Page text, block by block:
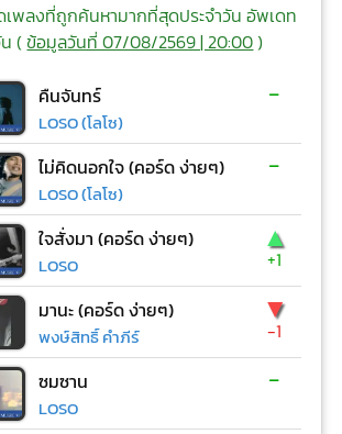
พลงที่ถูกค้นหามากที่สุดประจำวัน อัพเดท
(ข้อมูลวันที่ 07/08/2569 | 20:00)
คืนจันทร์
LOSO (โลโซ)
-
ไม่คิดนอกใจ (คอร์ด ง่ายๆ)
LOSO (โลโซ)
-
ใจสั่งมา (คอร์ด ง่ายๆ)
LOSO
▲
+1
มานะ (คอร์ด ง่ายๆ)
พงษ์สิทธิ์ คำภีร์
▼
-1
ซมซาน
LOSO
-